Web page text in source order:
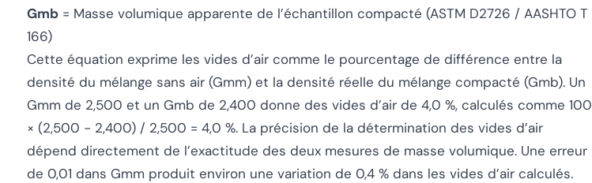
Gmb = Masse volumique apparente de l’échantillon compacté (ASTM D2726 / AASHTO T
166)
Cette équation exprime les vides d’air comme le pourcentage de différence entre la
densité du mélange sans air (Gmm) et la densité réelle du mélange compacté (Gmb). Un
Gmm de 2,500 et un Gmb de 2,400 donne des vides d’air de 4,0 %, calculés comme 100
× (2,500 − 2,400) / 2,500 = 4,0 %. La précision de la détermination des vides d’air
dépend directement de l’exactitude des deux mesures de masse volumique. Une erreur
de 0,01 dans Gmm produit environ une variation de 0,4 % dans les vides d’air calculés.